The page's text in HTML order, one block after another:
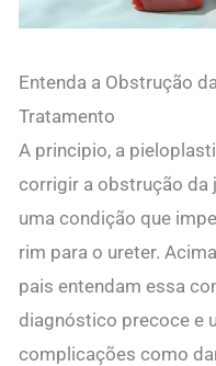
Entenda a Obstrução
Tratamento
A principio, a
corrigir a obstrução da
uma condição que
rim para o ureter.
pais entendam essa
diagnóstico precoce e
complicações como